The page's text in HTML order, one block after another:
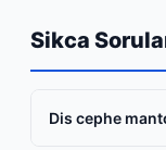
Sikca
Dis cephe